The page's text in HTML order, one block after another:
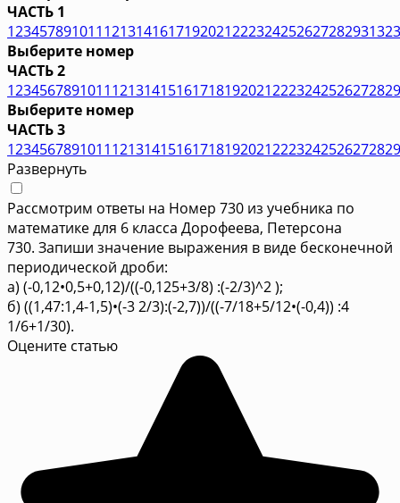
ЧАСТЬ 1
123457891011121314161719202122232425262728293132
Выберите номер
ЧАСТЬ 2
1234567891011121314151617181920212223242526272829
Выберите номер
ЧАСТЬ 3
1234567891011121314151617181920212223242526272829
Развернуть
Рассмотрим ответы на Номер 730 из учебника по
математике для 6 класса Дорофеева, Петерсона
730. Запиши значение выражения в виде бесконечной
периодической дроби:
а) (-0,12•0,5+0,12)/((-0,125+3/8) :(-2/3)^2 );
б) ((1,47:1,4-1,5)•(-3 2/3):(-2,7))/((-7/18+5/12•(-0,4)) :4
1/6+1/30).
Оцените статью